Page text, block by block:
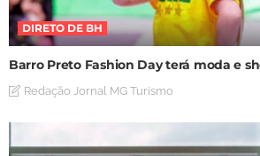
DIRETO DE BH
Barro Preto Fashion Day terá moda e
Redação Jornal MG Turismo